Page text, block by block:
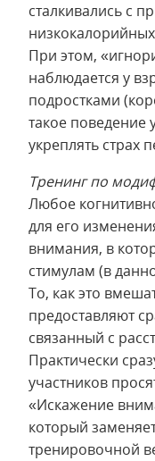
сталкивались с
При этом,
наблюдается у
подростками
такое поведение
укреплять
Тренинг по
Любое
для его
внимания, в
стимулам (в
То, как это
предоставляют
связанный с
Практически
участников
«Искажение
который
тренировочной